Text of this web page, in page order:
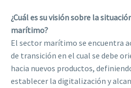
¿Cuál es su visión sobre la
marítimo?
El sector marítimo se encuentra
de transición en el cual se debe
hacia nuevos productos,
establecer la digitalización y